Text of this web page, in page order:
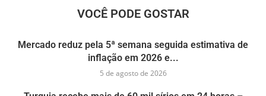
VOCÊ PODE GOSTAR
Mercado reduz pela 5ª semana seguida estimativa de
inflação em 2026 e...
5 de agosto de 2026